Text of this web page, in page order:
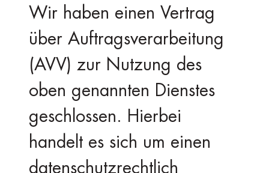
Wir haben einen Vertrag
über Auftragsverarbeitung
(AVV) zur Nutzung des
oben genannten Dienstes
geschlossen. Hierbei
handelt es sich um einen
datenschutzrechtlich